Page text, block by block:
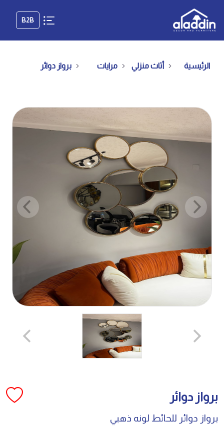
B2B
الرئيسية أثاث منزلي مرايات برواز دوائر
برواز دوائر
برواز دوائر للحائط لونه ذهبي